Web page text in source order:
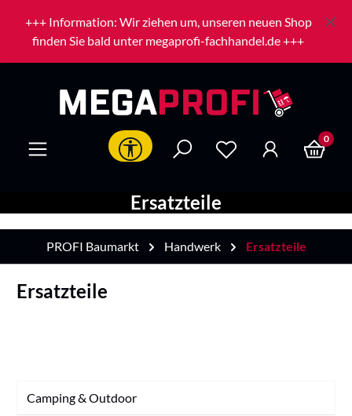
Zum Hauptinhalt springen
+++ Information: Wir ziehen um, unseren neuen Shop
finden Sie bald unter megaprofi-fachhandel.de +++
Werkzeugleiste anzeigen 0
Ersatzteile
PROFI Baumarkt Handwerk Ersatzteile
Ersatzteile
Camping & Outdoor